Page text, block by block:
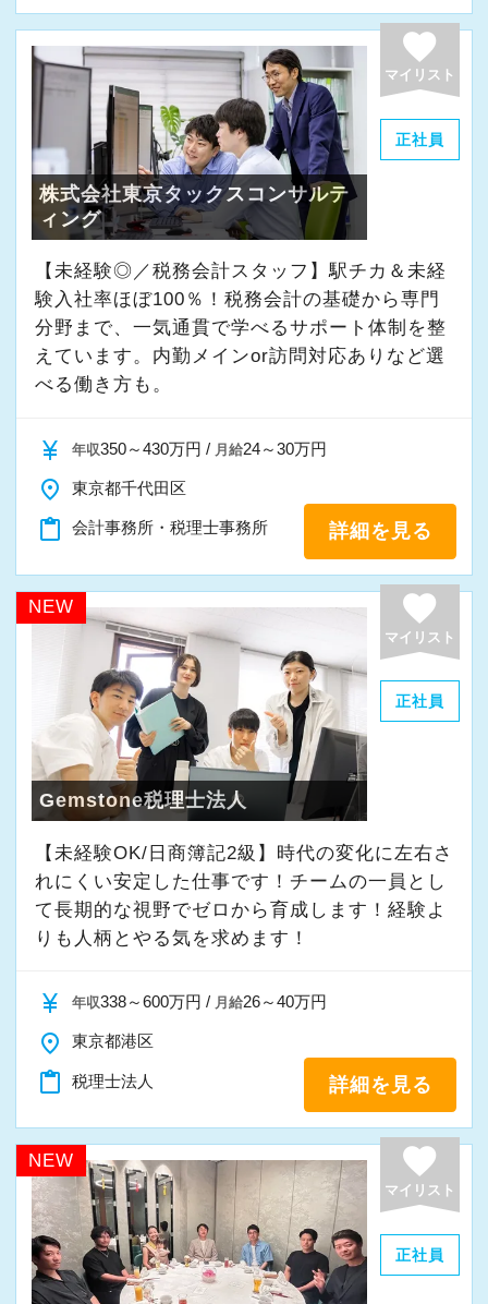
経験やスキルももちろん重要ですが、それ以上
に周囲への思いやりや感謝の気持ちを持ち、誠
実に仕事へ向き合える方と一緒に働きたいと考
えています。
・素直な姿勢で新しいことを学べる方
・周囲と協力しながら業務を進められる方
・お客様や仲間に対して誠実に対応できる方
・成長意欲を持ち、前向きにチャレンジできる
方
また、当事務所ではDX化や業務改善などにも積
「まずはやってみる」
「新しいことにも前向きに挑戦してみる」
そんな姿勢をお持ちの方であれば、経験を活か
しながらさらに成長できる環境です。
一緒に学び、成長しながら、お客様のお役に立
てる仕事をしていきませんか。
★事務所の理念★
～事業の発展に寄与するために、公正で健全な
会計・税務を通じて、貢献できる価値を提供
し、人生豊かで幸せになるための力となること
～
当事務所では、経営者やそこで働く社員の皆さ
まがより良い未来を実現できるよう、日々業務
に取り組んでいます。
を感じながら、安心して長く働ける事務所であ
りたいと考えています。
私たちと一緒に成長しながら働いてみません
か。
ご応募をお待ちしております！
favorite
マイリスト
正社員
株式会社東京タックスコンサルテ
ィング
【未経験◎／税務会計スタッフ】駅チカ＆未経
験入社率ほぼ100％！税務会計の基礎から専門
分野まで、一気通貫で学べるサポート体制を整
えています。内勤メインor訪問対応ありなど選
べる働き方も。
currency_yen 年収350～430万円 / 月給24～30万円
place 東京都千代田区
content_paste 会計事務所・税理士事務所 詳細を見る
NEW favorite
マイリスト
正社員
Gemstone税理士法人
【未経験OK/日商簿記2級】時代の変化に左右さ
れにくい安定した仕事です！チームの一員とし
て⻑期的な視野でゼロから育成します！経験よ
りも人柄とやる気を求めます！
currency_yen 年収338～600万円 / 月給26～40万円
place 東京都港区
content_paste 税理士法人 詳細を見る
NEW favorite
マイリスト
正社員